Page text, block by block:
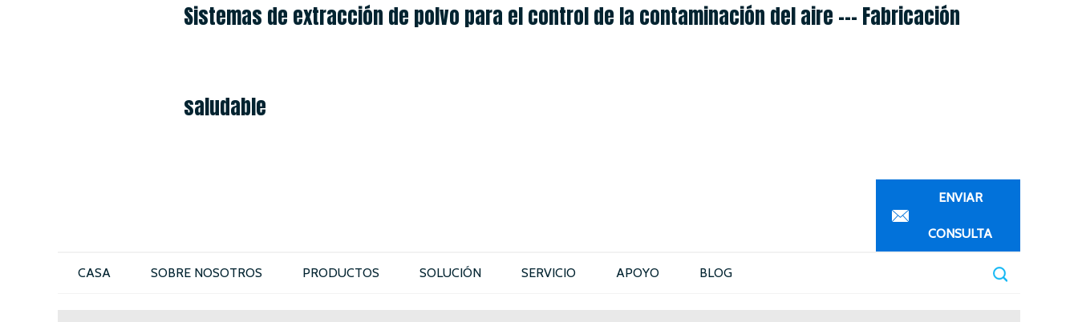
Sistemas de extracción de polvo para el control de la contaminación del aire --- Fabricación
saludable
ENVIAR
CONSULTA
CASA SOBRE NOSOTROS PRODUCTOS SOLUCIÓN SERVICIO APOYO BLOG